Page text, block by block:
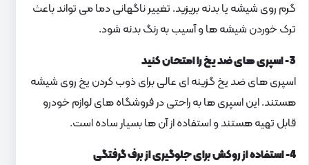
گرم روی شیشه یا بدنه بریزید. تغییر ناگهانی دما می تواند باعث
ترک خوردن شیشه ها و آسیب به رنگ بدنه شود.
3- اسپری های ضد یخ را امتحان کنید
اسپری های ضد یخ گزینه ای عالی برای ذوب کردن یخ روی شیشه
هستند. این اسپری ها به راحتی در فروشگاه های لوازم خودرو
قابل تهیه هستند و استفاده از آن ها بسیار ساده است.
4- استفاده از روکش برای جلوگیری از برف گرفتگی